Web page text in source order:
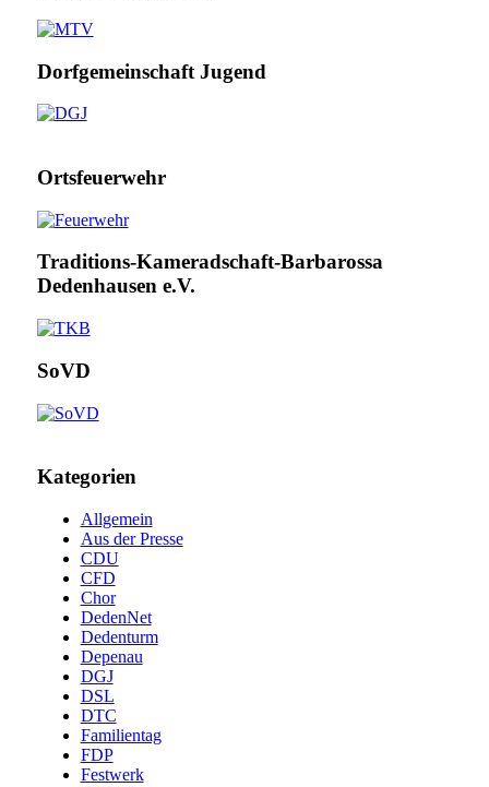
Dorfgemeinschaft Jugend
Ortsfeuerwehr
Traditions-Kameradschaft-Barbarossa
Dedenhausen e.V.
SoVD
Kategorien
Allgemein
Aus der Presse
CDU
CFD
Chor
DedenNet
Dedenturm
Depenau
DGJ
DSL
DTC
Familientag
FDP
Festwerk